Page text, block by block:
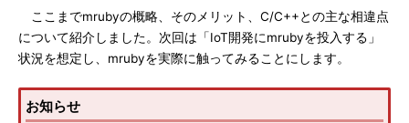
ここまでmrubyの概略、そのメリット、C/C++との主な相違点
について紹介しました。次回は「IoT開発にmrubyを投入する」
状況を想定し、mrubyを実際に触ってみることにします。
お知らせ